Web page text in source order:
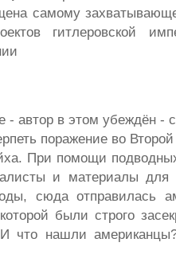
самому
гитлеровской
- автор в этом убеждён
поражение во
При помощи
и материалы для
сюда отправилась
были строго
что нашли